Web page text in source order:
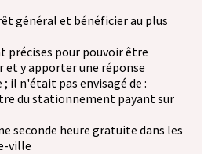
général et bénéficier au plus
précises pour pouvoir être
et y apporter une réponse
il n'était pas envisagé de :
du stationnement payant sur
seconde heure gratuite dans les
ville